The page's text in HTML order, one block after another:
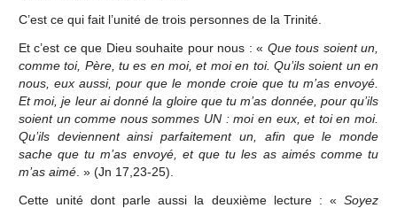
C’est ce qui fait l’unité de trois personnes de la Trinité.
Et c’est ce que Dieu souhaite pour nous : « Que tous soient un,
comme toi, Père, tu es en moi, et moi en toi. Qu’ils soient un en
nous, eux aussi, pour que le monde croie que tu m’as envoyé.
Et moi, je leur ai donné la gloire que tu m’as donnée, pour qu’ils
soient un comme nous sommes UN : moi en eux, et toi en moi.
Qu’ils deviennent ainsi parfaitement un, afin que le monde
sache que tu m’as envoyé, et que tu les as aimés comme tu
m’as aimé. » (Jn 17,23-25).
Cette unité dont parle aussi la deuxième lecture : «Soyez